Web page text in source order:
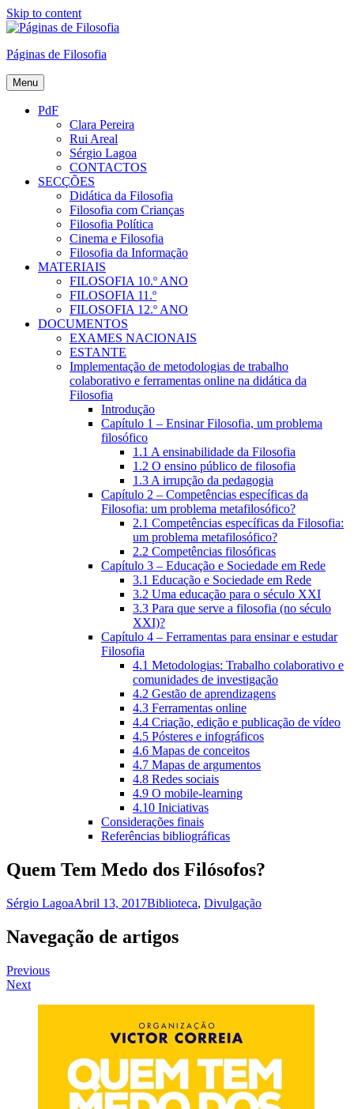
Skip to content
Páginas de Filosofia
Menu
PdF
Clara Pereira
Rui Areal
Sérgio Lagoa
CONTACTOS
SECÇÕES
Didática da Filosofia
Filosofia com Crianças
Filosofia Política
Cinema e Filosofia
Filosofia da Informação
MATERIAIS
FILOSOFIA 10.º ANO
FILOSOFIA 11.º
FILOSOFIA 12.º ANO
DOCUMENTOS
EXAMES NACIONAIS
ESTANTE
Implementação de metodologias de trabalho
colaborativo e ferramentas online na didática da
Filosofia
Introdução
Capítulo 1 – Ensinar Filosofia, um problema
filosófico
1.1 A ensinabilidade da Filosofia
1.2 O ensino público de filosofia
1.3 A irrupção da pedagogia
Capítulo 2 – Competências específicas da
Filosofia: um problema metafilosófico?
2.1 Competências específicas da Filosofia:
um problema metafilosófico?
2.2 Competências filosóficas
Capítulo 3 – Educação e Sociedade em Rede
3.1 Educação e Sociedade em Rede
3.2 Uma educação para o século XXI
3.3 Para que serve a filosofia (no século
XXI)?
Capítulo 4 – Ferramentas para ensinar e estudar
Filosofia
4.1 Metodologias: Trabalho colaborativo e
comunidades de investigação
4.2 Gestão de aprendizagens
4.3 Ferramentas online
4.4 Criação, edição e publicação de vídeo
4.5 Pósteres e infográficos
4.6 Mapas de conceitos
4.7 Mapas de argumentos
4.8 Redes sociais
4.9 O mobile-learning
4.10 Iniciativas
Considerações finais
Referências bibliográficas
Quem Tem Medo dos Filósofos?
Sérgio LagoaAbril 13, 2017Biblioteca, Divulgação
Navegação de artigos
Previous
Next